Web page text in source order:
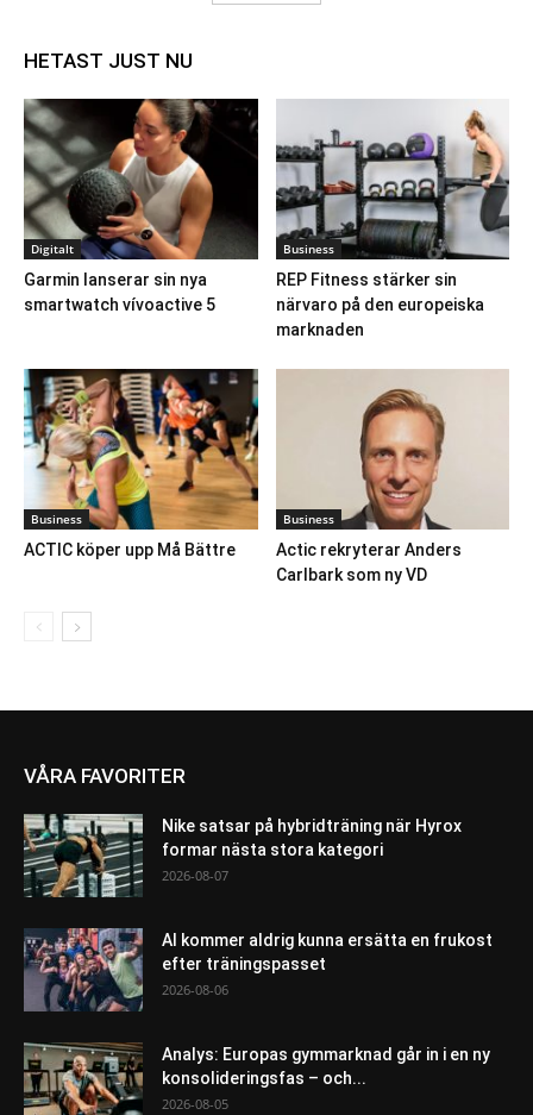
HETAST JUST NU
Digitalt
Garmin lanserar sin nya
smartwatch vívoactive 5
Business
REP Fitness stärker sin
närvaro på den europeiska
marknaden
Business
ACTIC köper upp Må Bättre
Business
Actic rekryterar Anders
Carlbark som ny VD
VÅRA FAVORITER
Nike satsar på hybridträning när Hyrox
formar nästa stora kategori
2026-08-07
AI kommer aldrig kunna ersätta en frukost
efter träningspasset
2026-08-06
Analys: Europas gymmarknad går in i en ny
konsolideringsfas – och...
2026-08-05